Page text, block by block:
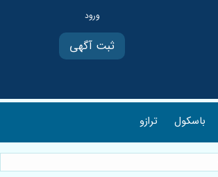
ثبت آگهی
باسکول ترازو